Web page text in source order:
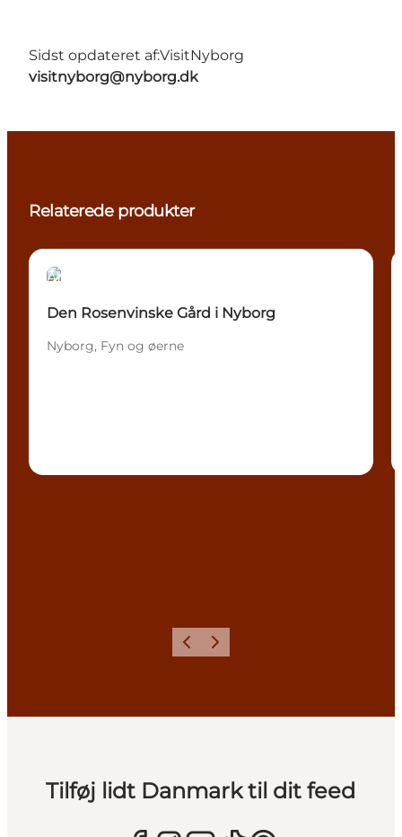
Sidst opdateret af:VisitNyborg
visitnyborg@nyborg.dk
Relaterede produkter
Attraktioner
Den Rosenvinske Gård i Nyborg
Nyborg, Fyn og øerne
ForrigeNæste
Tilføj lidt Danmark til dit feed